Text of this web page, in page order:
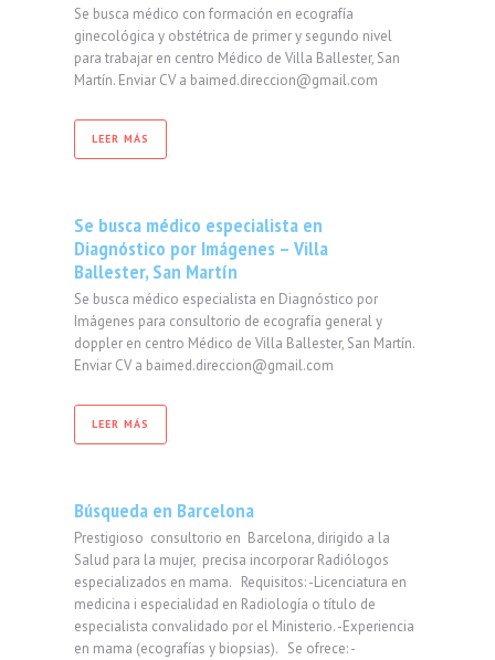
Se busca médico con formación en ecografía
ginecológica y obstétrica de primer y segundo nivel
para trabajar en centro Médico de Villa Ballester, San
Martín. Enviar CV a baimed.direccion@gmail.com
LEER MÁS
Se busca médico especialista en
Diagnóstico por Imágenes – Villa
Ballester, San Martín
Se busca médico especialista en Diagnóstico por
Imágenes para consultorio de ecografía general y
doppler en centro Médico de Villa Ballester, San Martín.
Enviar CV a baimed.direccion@gmail.com
LEER MÁS
Búsqueda en Barcelona
Prestigioso consultorio en Barcelona, dirigido a la
Salud para la mujer, precisa incorporar Radiólogos
especializados en mama. Requisitos: -Licenciatura en
medicina i especialidad en Radiología o título de
especialista convalidado por el Ministerio. -Experiencia
en mama (ecografías y biopsias). Se ofrece: -